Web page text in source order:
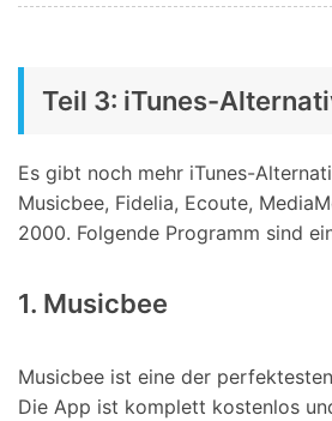
Teil 3: iTunes-
Es gibt noch mehr iTunes-
Musicbee, Fidelia, Ecoute,
2000. Folgende Programm sind
1. Musicbee
Musicbee ist eine der
Die App ist komplett kostenlos